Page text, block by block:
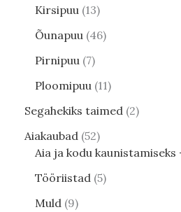
Kirsipuu 13
Õunapuu 46
Pirnipuu 7
Ploomipuu 11
Segahekiks taimed 2
Aiakaubad 52
Aia ja kodu kaunistamiseks
Tööriistad 5
Muld 9